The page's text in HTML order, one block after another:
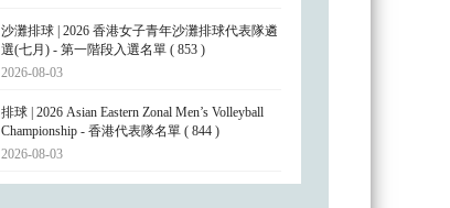
沙灘排球 | 2026 香港女子青年沙灘排球代表隊遴
選(七月) - 第一階段入選名單 ( 853 )
2026-08-03
排球 | 2026 Asian Eastern Zonal Men’s Volleyball
Championship - 香港代表隊名單 ( 844 )
2026-08-03